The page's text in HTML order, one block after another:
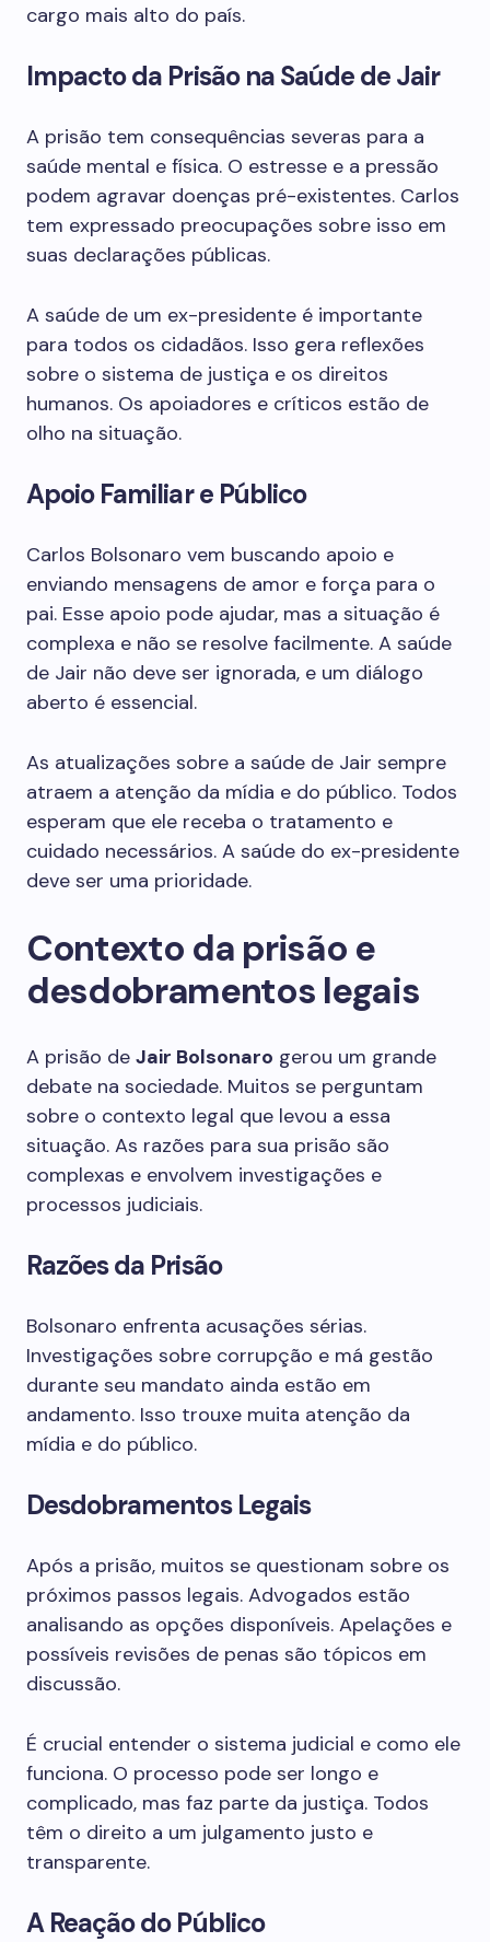
cargo mais alto do país.
Impacto da Prisão na Saúde de Jair
A prisão tem consequências severas para a
saúde mental e física. O estresse e a pressão
podem agravar doenças pré-existentes. Carlos
tem expressado preocupações sobre isso em
suas declarações públicas.
A saúde de um ex-presidente é importante
para todos os cidadãos. Isso gera reflexões
sobre o sistema de justiça e os direitos
humanos. Os apoiadores e críticos estão de
olho na situação.
Apoio Familiar e Público
Carlos Bolsonaro vem buscando apoio e
enviando mensagens de amor e força para o
pai. Esse apoio pode ajudar, mas a situação é
complexa e não se resolve facilmente. A saúde
de Jair não deve ser ignorada, e um diálogo
aberto é essencial.
As atualizações sobre a saúde de Jair sempre
atraem a atenção da mídia e do público. Todos
esperam que ele receba o tratamento e
cuidado necessários. A saúde do ex-presidente
deve ser uma prioridade.
Contexto da prisão e
desdobramentos legais
A prisão de Jair Bolsonaro gerou um grande
debate na sociedade. Muitos se perguntam
sobre o contexto legal que levou a essa
situação. As razões para sua prisão são
complexas e envolvem investigações e
processos judiciais.
Razões da Prisão
Bolsonaro enfrenta acusações sérias.
Investigações sobre corrupção e má gestão
durante seu mandato ainda estão em
andamento. Isso trouxe muita atenção da
mídia e do público.
Desdobramentos Legais
Após a prisão, muitos se questionam sobre os
próximos passos legais. Advogados estão
analisando as opções disponíveis. Apelações e
possíveis revisões de penas são tópicos em
discussão.
É crucial entender o sistema judicial e como ele
funciona. O processo pode ser longo e
complicado, mas faz parte da justiça. Todos
têm o direito a um julgamento justo e
transparente.
A Reação do Público